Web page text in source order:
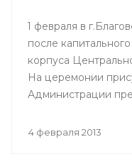
1 февраля в
после
корпуса
На церемонии
Администрации
Шебаев, глава
4 февраля 2013